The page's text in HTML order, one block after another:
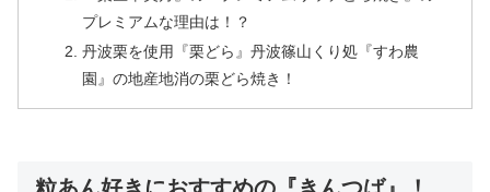
プレミアムな理由は！？
丹波栗を使用『栗どら』丹波篠山くり処『すわ農
園』の地産地消の栗どら焼き！